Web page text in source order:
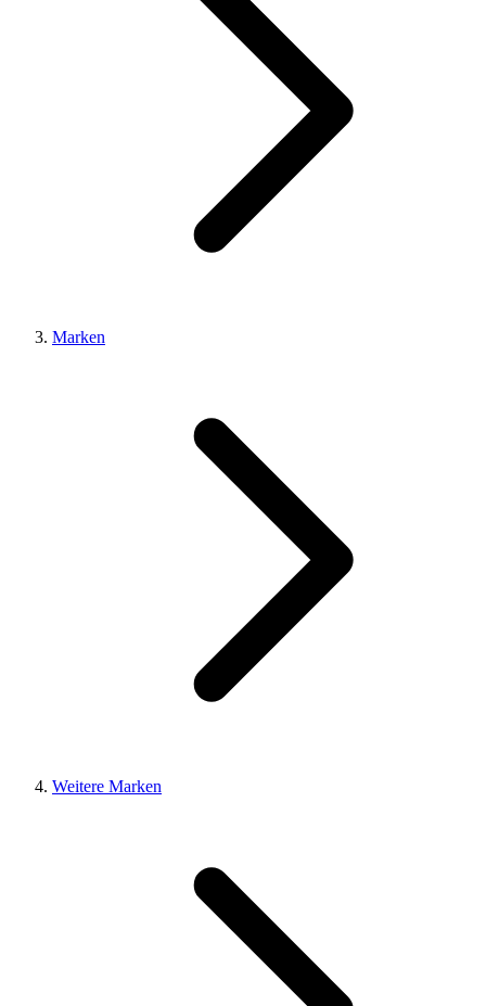
Marken
Weitere Marken